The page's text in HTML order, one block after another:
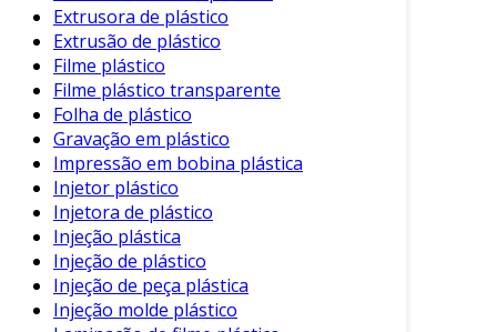
Leveza: Comparado a outros materiais, o
PET é mais leve, facilitando o transporte e
a manuseio.
Reciclabilidade: É um dos plásticos mais
reciclados globalmente, contribuindo para
a sustentabilidade.
Benefícios do Uso de PET
Os benefícios do uso de plástico PET são
amplamente reconhecidos. Entre eles,
destacam-se:
Extrusora de plástico
Extrusão de plástico
Filme plástico
Filme plástico transparente
Folha de plástico
Gravação em plástico
Impressão em bobina plástica
Injetor plástico
Injetora de plástico
Injeção plástica
Injeção de plástico
Injeção de peça plástica
Injeção molde plástico